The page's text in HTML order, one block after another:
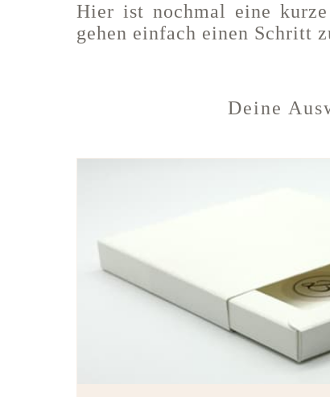
Hier ist nochmal eine kurze
gehen einfach einen Schritt
Deine